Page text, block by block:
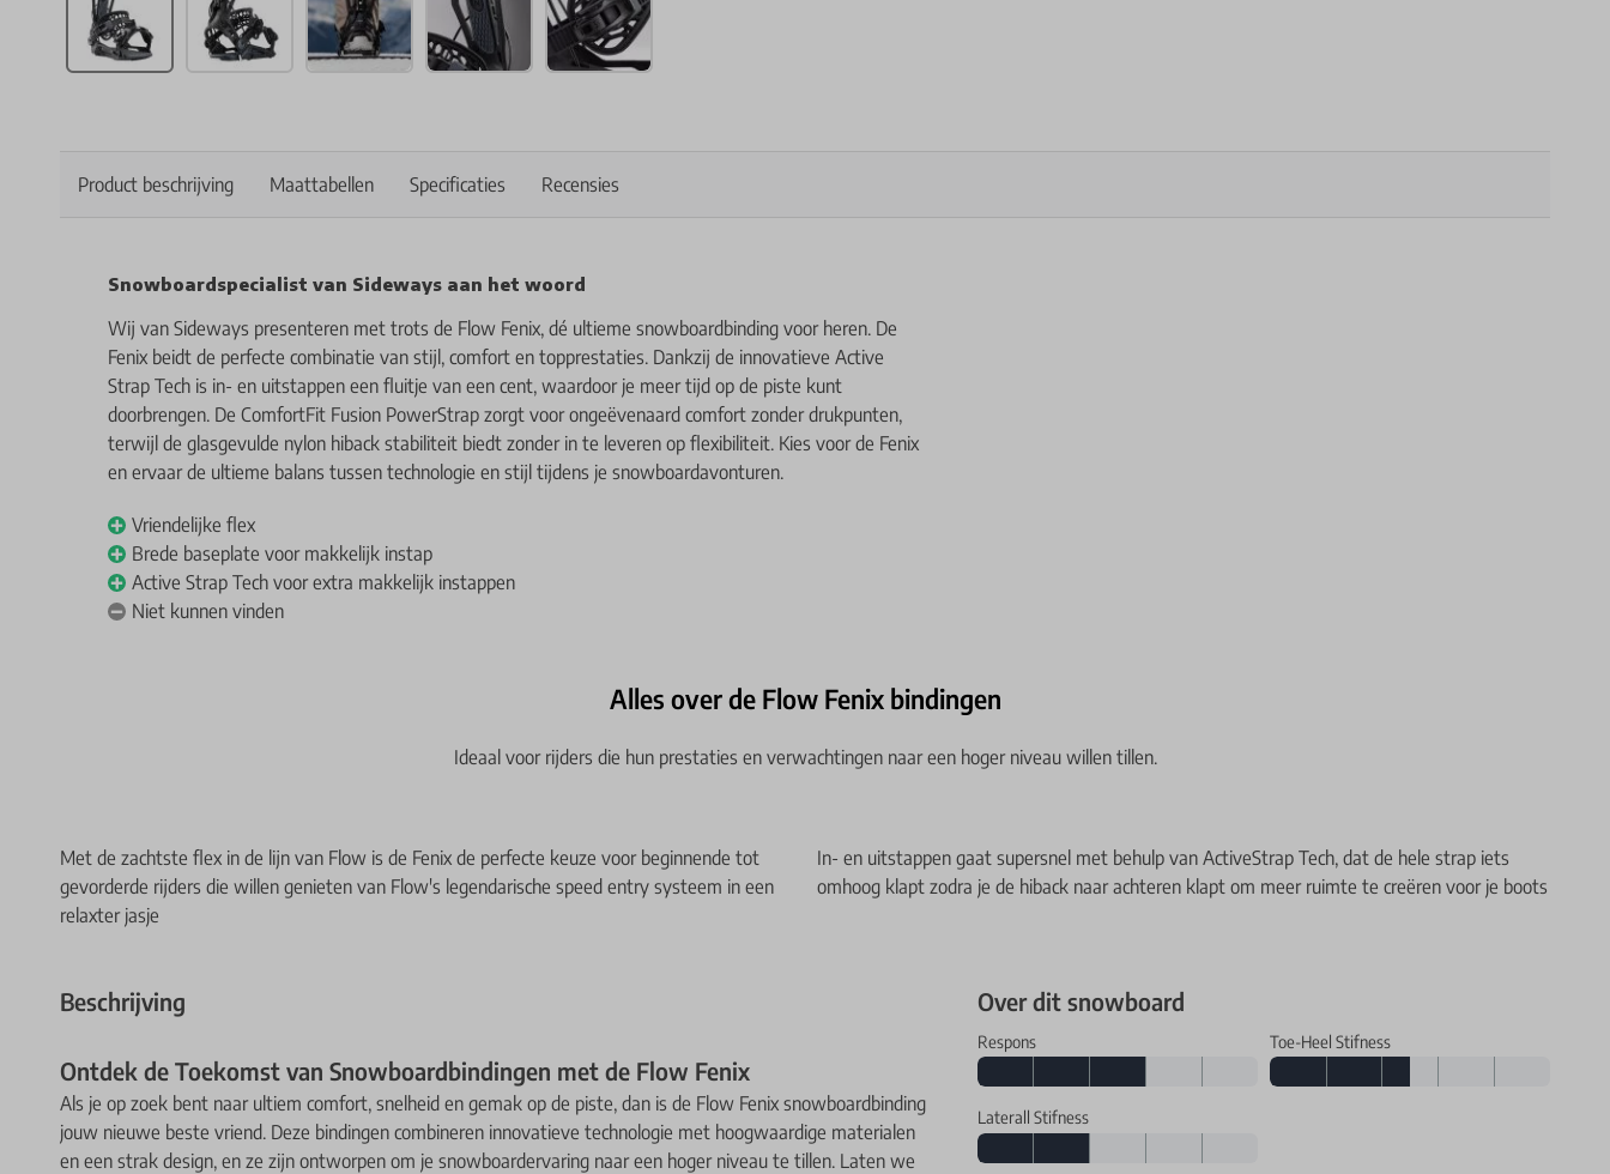
Product beschrijving Maattabellen Specificaties Recensies
Snowboardspecialist van Sideways aan het woord
Wij van Sideways presenteren met trots de Flow Fenix, dé ultieme snowboardbinding voor heren. De
Fenix beidt de perfecte combinatie van stijl, comfort en topprestaties. Dankzij de innovatieve Active
Strap Tech is in- en uitstappen een fluitje van een cent, waardoor je meer tijd op de piste kunt
doorbrengen. De ComfortFit Fusion PowerStrap zorgt voor ongeëvenaard comfort zonder drukpunten,
terwijl de glasgevulde nylon hiback stabiliteit biedt zonder in te leveren op flexibiliteit. Kies voor de Fenix
en ervaar de ultieme balans tussen technologie en stijl tijdens je snowboardavonturen.
Vriendelijke flex
Brede baseplate voor makkelijk instap
Active Strap Tech voor extra makkelijk instappen
Niet kunnen vinden
Alles over de Flow Fenix bindingen
Ideaal voor rijders die hun prestaties en verwachtingen naar een hoger niveau willen tillen.
Met de zachtste flex in de lijn van Flow is de Fenix de perfecte keuze voor beginnende tot
gevorderde rijders die willen genieten van Flow's legendarische speed entry systeem in een
relaxter jasje
In- en uitstappen gaat supersnel met behulp van ActiveStrap Tech, dat de hele strap iets
omhoog klapt zodra je de hiback naar achteren klapt om meer ruimte te creëren voor je boots
Beschrijving
Ontdek de Toekomst van Snowboardbindingen met de Flow Fenix
Als je op zoek bent naar ultiem comfort, snelheid en gemak op de piste, dan is de Flow Fenix snowboardbinding
jouw nieuwe beste vriend. Deze bindingen combineren innovatieve technologie met hoogwaardige materialen
en een strak design, en ze zijn ontworpen om je snowboardervaring naar een hoger niveau te tillen. Laten we
Over dit snowboard
Respons Toe-Heel Stifness
Laterall Stifness